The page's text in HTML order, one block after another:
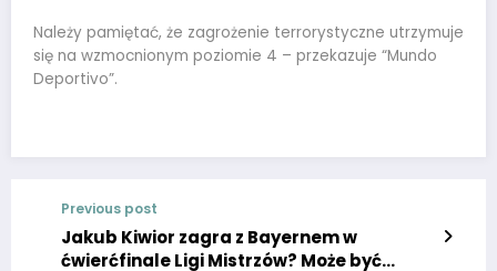
Należy pamiętać, że zagrożenie terrorystyczne utrzymuje
się na wzmocnionym poziomie 4 – przekazuje “Mundo
Deportivo”.
Previous post
Jakub Kiwior zagra z Bayernem w
ćwierćfinale Ligi Mistrzów? Może być